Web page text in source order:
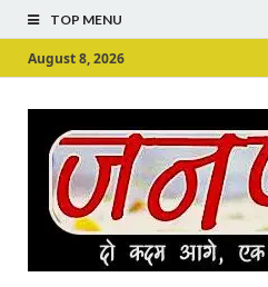
TOP MENU
August 8, 2026